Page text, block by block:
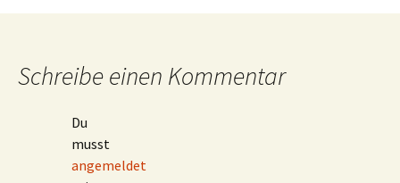
Schreibe einen Kommentar
Du
musst
angemeldet